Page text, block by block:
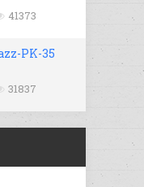
41373
PK-35
31837